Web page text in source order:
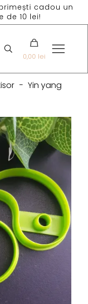
cadou un
de 10 lei!
0,00 lei
- Yin yang